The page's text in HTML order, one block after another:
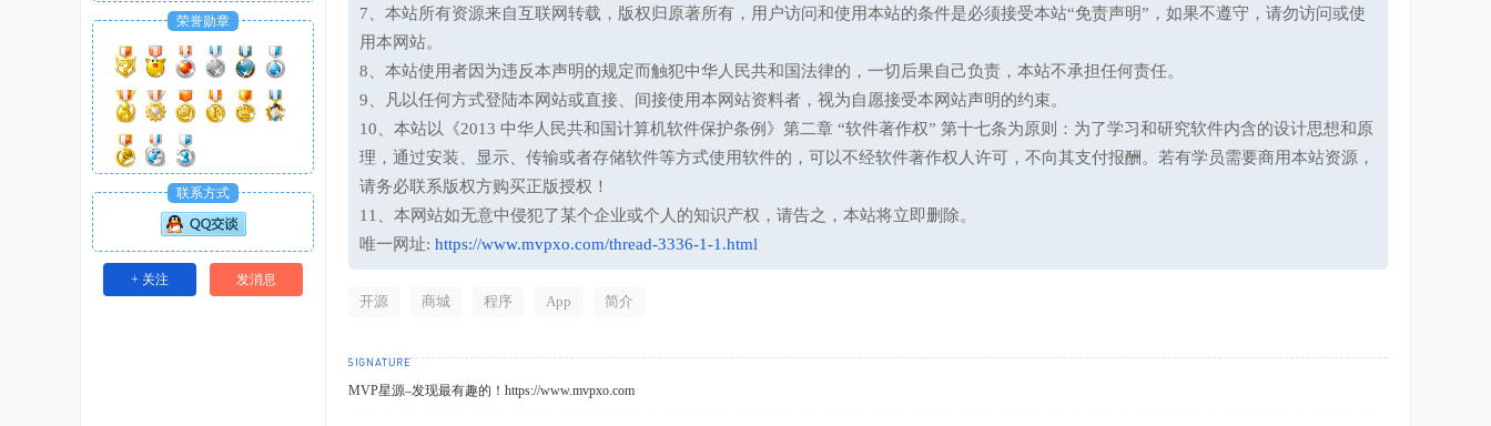
荣誉勋章
联系方式
+ 关注 发消息
7、本站所有资源来自互联网转载，版权归原著所有，用户访问和使用本站的条件是必须接受本站“免责声明”，如果不遵守，请勿访问或使
用本网站。
8、本站使用者因为违反本声明的规定而触犯中华人民共和国法律的，一切后果自己负责，本站不承担任何责任。
9、凡以任何方式登陆本网站或直接、间接使用本网站资料者，视为自愿接受本网站声明的约束。
10、本站以《2013 中华人民共和国计算机软件保护条例》第二章 “软件著作权” 第十七条为原则：为了学习和研究软件内含的设计思想和原
理，通过安装、显示、传输或者存储软件等方式使用软件的，可以不经软件著作权人许可，不向其支付报酬。若有学员需要商用本站资源，
请务必联系版权方购买正版授权！
11、本网站如无意中侵犯了某个企业或个人的知识产权，请告之，本站将立即删除。
唯一网址: https://www.mvpxo.com/thread-3336-1-1.html
开源 商城 程序 App 简介
MVP星源–发现最有趣的！https://www.mvpxo.com